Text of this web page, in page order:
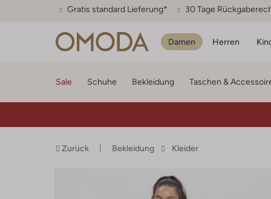
Gratis standard Lieferung* 30 Tage
Damen Herren
Sale Schuhe Bekleidung Taschen &
Zurück Bekleidung Kleider